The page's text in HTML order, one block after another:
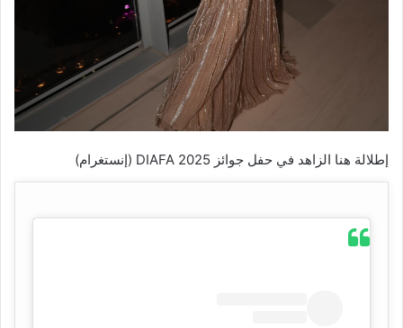
إطلالة هنا الزاهد في حفل جوائز DIAFA 2025 (إنستغرام)